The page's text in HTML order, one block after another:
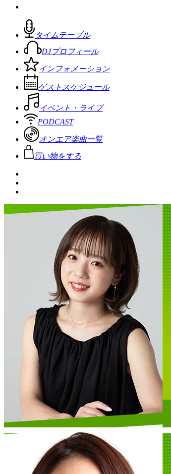
タイムテーブル
DJプロフィール
インフォメーション
ゲストスケジュール
イベント・ライブ
PODCAST
オンエア楽曲一覧
買い物をする